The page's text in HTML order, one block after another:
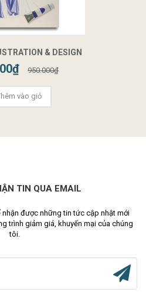
& DESIGN
950.000₫
vào giỏ
TIN QUA EMAIL
được những tin tức cập nhật mới
trình giảm giá, khuyến mại của chúng
tôi.